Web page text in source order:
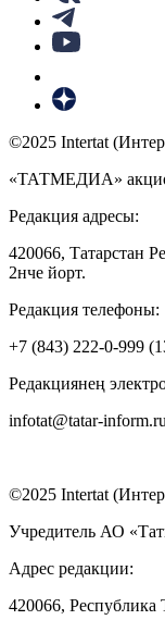
©2025 Intertat
«ТАТМЕДИА»
Редакция адресы:
420066, Татарстан
2нче йорт.
Редакция телефоны:
+7 (843) 222-0-999
Редакциянең
infotat@tatar-inform.ru
©2025 Intertat
Учредитель АО
Адрес редакции:
420066, Республика